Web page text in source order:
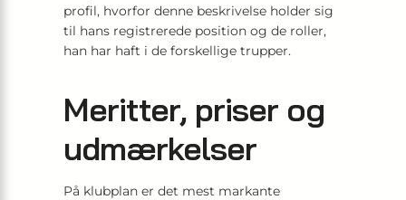
profil, hvorfor denne beskrivelse holder sig
til hans registrerede position og de roller,
han har haft i de forskellige trupper.
Meritter, priser og
udmærkelser
På klubplan er det mest markante